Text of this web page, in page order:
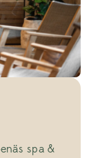
spa &